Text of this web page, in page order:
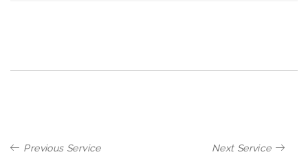
Previous Service Next Service